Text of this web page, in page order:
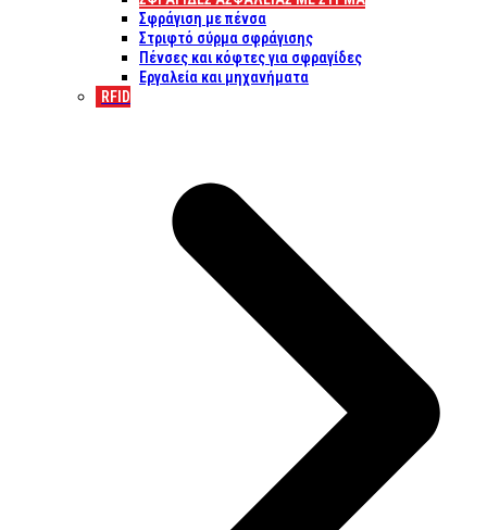
Σφράγιση με πένσα
Στριφτό σύρμα σφράγισης
Πένσες και κόφτες για σφραγίδες
Εργαλεία και μηχανήματα
RFID